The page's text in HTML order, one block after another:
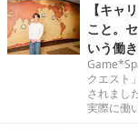
【キャ
こと。
いう働
クエスト
されまし
実際に働